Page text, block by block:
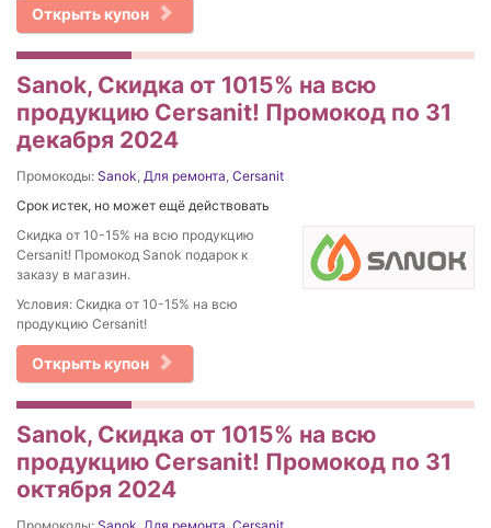
Открыть купон
Sanok, Скидка от 1015% на вcю
продукцию Cersanit! Промокод по 31
декабря 2024
Промокоды: Sanok, Для ремонта, Cersanit
Срок истек, но может ещё действовать
Скидка от 10-15% на вcю продукцию
Cersanit! Промокод Sanok подарок к
заказу в магазин.
Условия: Скидка от 10-15% на вcю
продукцию Cersanit!
Открыть купон
Sanok, Скидка от 1015% на вcю
продукцию Cersanit! Промокод по 31
октября 2024